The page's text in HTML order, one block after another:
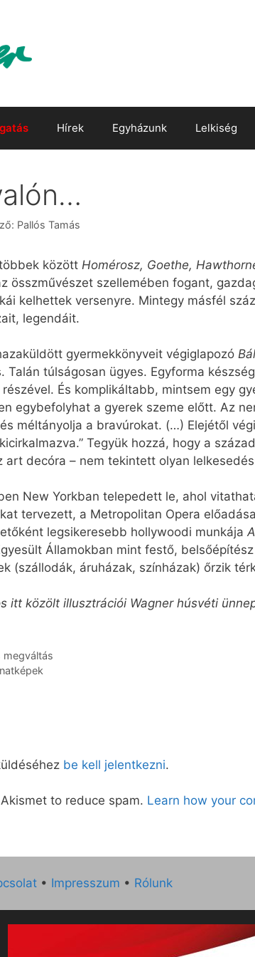
Hírek Egyházunk Lelkiség
Pallós Tamás
között Homérosz, Goethe,
összművészet szellemében fogant,
kelhettek versenyre. Mintegy másfél
legendáit.
gyermekkönyveit végiglapozó
Talán túlságosan ügyes. Egyforma
És komplikáltabb, mintsem egy
egybefolyhat a gyerek szeme előtt. Az
méltányolja a bravúrokat. (…) Elejétől
Tegyük hozzá, hogy a
art decóra – nem tekintett olyan
New Yorkban telepedett le, ahol
tervezett, a Metropolitan Opera
legsikeresebb hollywoodi munkája
Államokban mint festő,
(szállodák, áruházak, színházak) őrzik
itt közölt illusztrációi Wagner húsvéti
megváltás
be kell jelentkezni.
to reduce spam. Learn how your
• Impresszum • Rólunk